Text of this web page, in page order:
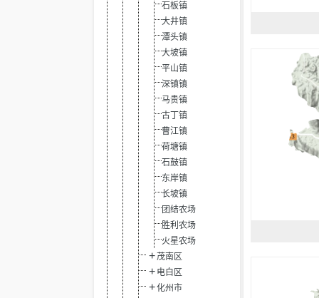
石板镇
大井镇
潭头镇
大坡镇
平山镇
深镇镇
马贵镇
古丁镇
曹江镇
荷塘镇
石鼓镇
东岸镇
长坡镇
团结农场
胜利农场
火星农场
茂南区
电白区
化州市